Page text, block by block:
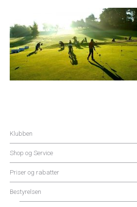
Klubben
Shop og Service
Priser og rabatter
Bestyrelsen